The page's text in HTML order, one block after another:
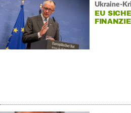
Ukraine-
EU